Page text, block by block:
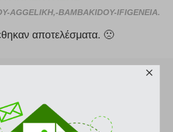
AGGELIKH,-BAMBAKIDOY-IFIGENEIA.
αποτελέσματα. 🙁
στο newsletter